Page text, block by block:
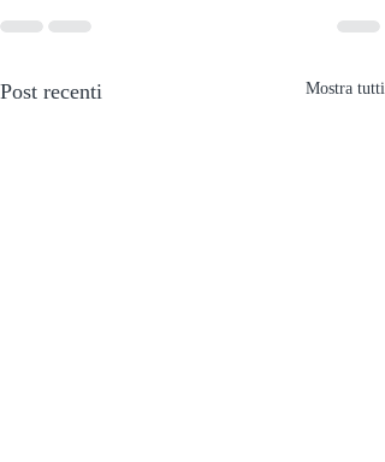
Post recenti Mostra tutti